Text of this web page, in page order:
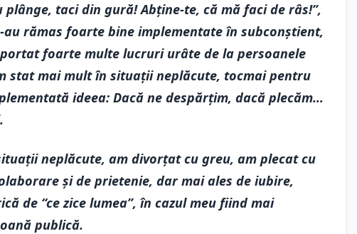
taci din gură! Abține-te, că mă faci de râs!”,
rămas foarte bine implementate în subconștient,
foarte multe lucruri urâte de la persoanele
stat mai mult în situații neplăcute, tocmai pentru
ideea: Dacă ne despărțim, dacă plecăm…
neplăcute, am divorțat cu greu, am plecat cu
și de prietenie, dar mai ales de iubire,
de “ce zice lumea”, în cazul meu fiind mai
publică.